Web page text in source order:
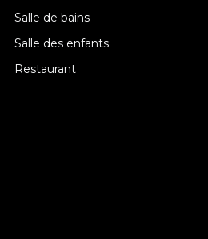
Salle de bains
Salle des enfants
Restaurant